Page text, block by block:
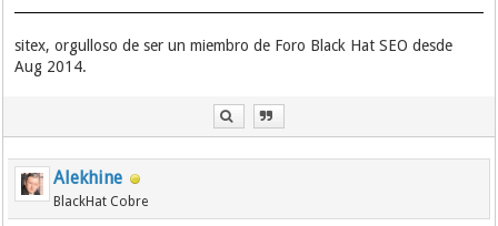
sitex, orgulloso de ser un miembro de Foro Black Hat SEO desde
Aug 2014.
Alekhine
BlackHat Cobre